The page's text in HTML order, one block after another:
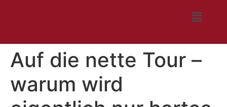
Auf die nette Tour –
warum wird